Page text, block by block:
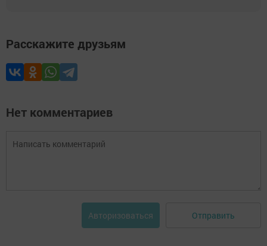
Расскажите друзьям
Нет комментариев
Авторизоваться Отправить